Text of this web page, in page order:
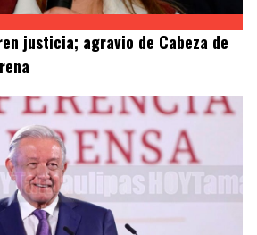
justicia; agravio de Cabeza de